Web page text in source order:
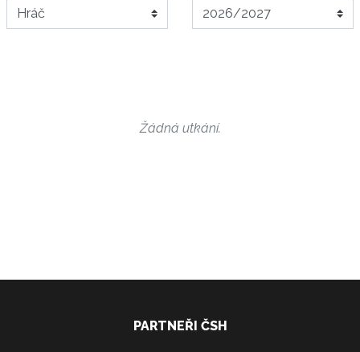
Žádná utkání.
PARTNEŘI ČSH